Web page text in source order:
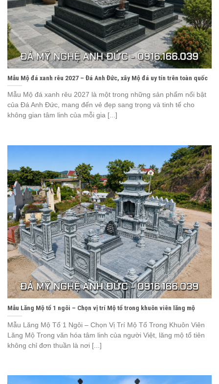
Mẫu Mộ đá xanh rêu 2027 – Đá Anh Đức, xây Mộ đá uy tín trên toàn quốc
Mẫu Mộ đá xanh rêu 2027 là một trong những sản phẩm nổi bật
của Đá Anh Đức, mang đến vẻ đẹp sang trọng và tinh tế cho
không gian tâm linh của mỗi gia [...]
Mẫu Lăng Mộ tổ 1 ngôi – Chọn vị trí Mộ tổ trong khuôn viên lăng mộ
Mẫu Lăng Mộ Tổ 1 Ngôi – Chọn Vị Trí Mộ Tổ Trong Khuôn Viên
Lăng Mộ Trong văn hóa tâm linh của người Việt, lăng mộ tổ tiên
không chỉ đơn thuần là nơi [...]